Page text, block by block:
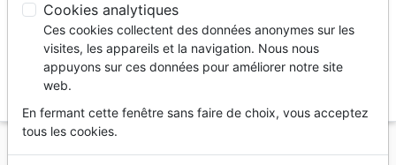
Accueil
Jeunesse
Cookies analytiques
Ces cookies collectent des données anonymes sur les
visites, les appareils et la navigation. Nous nous
appuyons sur ces données pour améliorer notre site
web.
En fermant cette fenêtre sans faire de choix, vous acceptez
tous les cookies.